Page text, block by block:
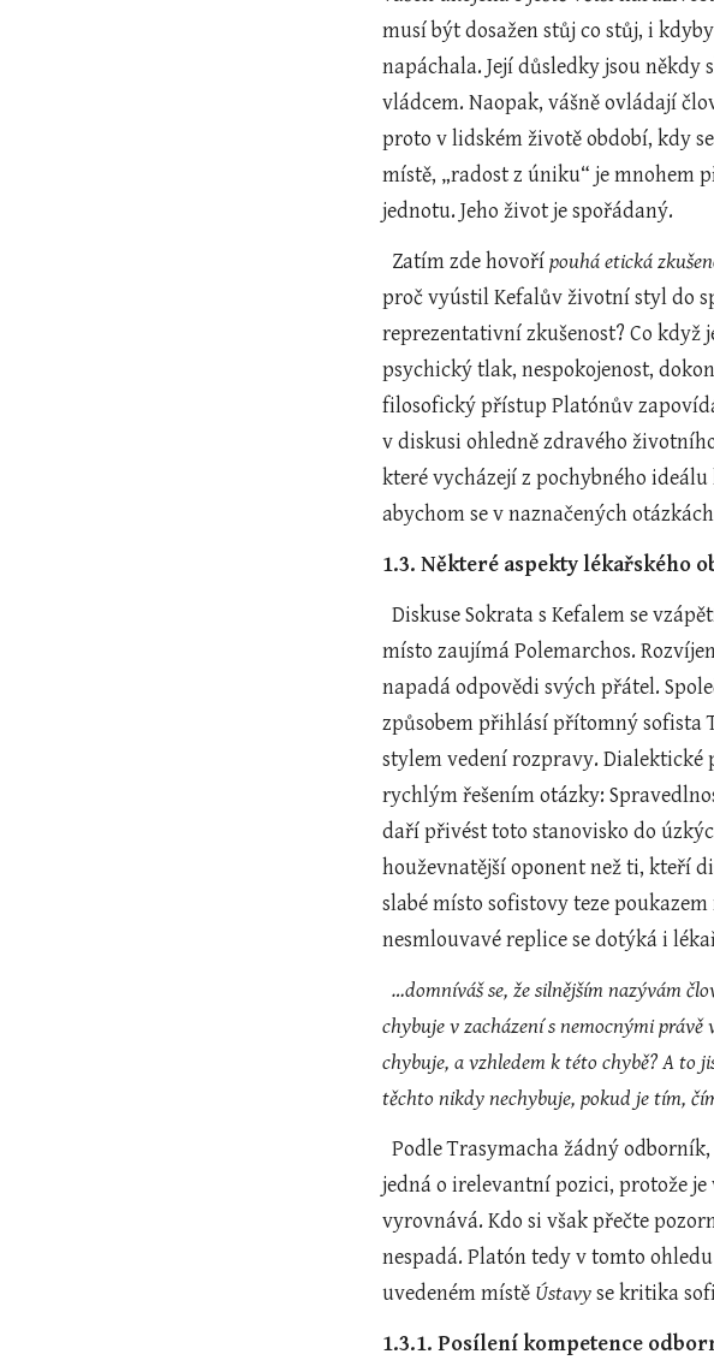
musí být dosažen stůj co stůj, i
napáchala. Její důsledky jsou
vládcem. Naopak, vášně ovládají
proto v lidském životě období, kdy
místě, „radost z úniku“ je mnohem
jednotu. Jeho život je spořádaný.
  Zatím zde hovoří
pouhá etická
proč vyústil Kefalův životní styl do
reprezentativní zkušenost? Co
psychický tlak, nespokojenost,
filosofický přístup Platónův
v diskusi ohledně zdravého
které vycházejí z pochybného
abychom se v naznačených
1.3. Některé aspekty lékařského
  Diskuse Sokrata s Kefalem se vzápětí stáčí k problému spravedlnosti. Netrvá však dlouho a Kefalos záhy odchází ze scény. Jeho
místo zaujímá Polemarchos.
napadá odpovědi svých přátel.
způsobem přihlásí přítomný sofista
stylem vedení rozpravy. Dialektické
rychlým řešením otázky:
daří přivést toto stanovisko do
houževnatější oponent než ti, kteří
slabé místo sofistovy teze
nesmlouvavé replice se dotýká i
…domníváš se, že silnějším nazývám
chybuje v zacházení s nemocnými
chybuje, a vzhledem k této chybě? A to
těchto nikdy nechybuje, pokud je tím,
  Podle Trasymacha žádný odborník, nakolik je odborníkem, nechybuje. Tento názor se týká i lékařství. Někdo by mohl říct, že se
jedná o irelevantní pozici, protože
vyrovnává. Kdo si však přečte
nespadá. Platón tedy v tomto
uvedeném místě Ústavy se kritika
1.3.1. Posílení kompetence